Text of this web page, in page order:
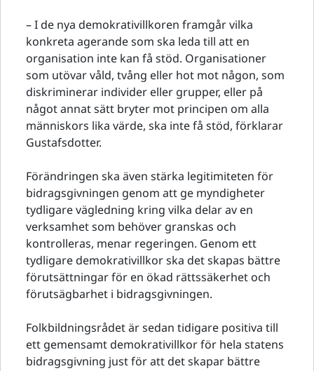
– I de nya demokrativillkoren framgår vilka
konkreta agerande som ska leda till att en
organisation inte kan få stöd. Organisationer
som utövar våld, tvång eller hot mot någon, som
diskriminerar individer eller grupper, eller på
något annat sätt bryter mot principen om alla
människors lika värde, ska inte få stöd, förklarar
Gustafsdotter.
Förändringen ska även stärka legitimiteten för
bidragsgivningen genom att ge myndigheter
tydligare vägledning kring vilka delar av en
verksamhet som behöver granskas och
kontrolleras, menar regeringen. Genom ett
tydligare demokrativillkor ska det skapas bättre
förutsättningar för en ökad rättssäkerhet och
förutsägbarhet i bidragsgivningen.
Folkbildningsrådet är sedan tidigare positiva till
ett gemensamt demokrativillkor för hela statens
bidragsgivning just för att det skapar bättre